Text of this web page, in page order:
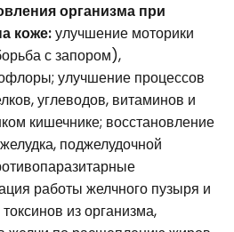
организма при
коже:улучшение моторики
с запором),
улучшение процессов
углеводов, витаминов и
кишечнике; восстановление
поджелудочной
работы желчного пузыря и
из организма,